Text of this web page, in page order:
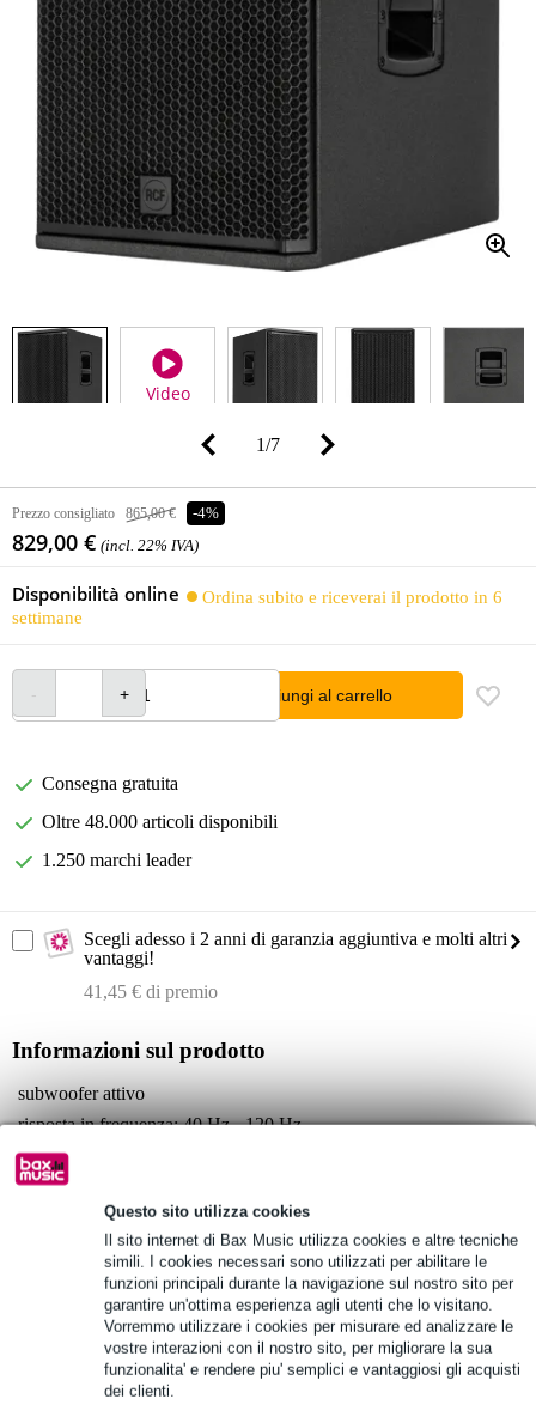
Questo sito utilizza cookies
Il sito internet di Bax Music utilizza cookies e altre tecniche
simili. I cookies necessari sono utilizzati per abilitare le
funzioni principali durante la navigazione sul nostro sito per
garantire un'ottima esperienza agli utenti che lo visitano.
Vorremmo utilizzare i cookies per misurare ed analizzare le
vostre interazioni con il nostro sito, per migliorare la sua
funzionalita' e rendere piu' semplici e vantaggiosi gli acquisti
dei clienti.
Video
1/7
Prezzo consigliato 865,00 € -4%
829,00 € (incl. 22% IVA)
Disponibilità online
Ordina subito e riceverai il prodotto in 6
settimane
Aggiungi al carrello
Consegna gratuita
Oltre 48.000 articoli disponibili
1.250 marchi leader
Scegli adesso i 2 anni di garanzia aggiuntiva e molti altri
vantaggi!
41,45 € di premio
Informazioni sul prodotto
subwoofer attivo
risposta in frequenza: 40 Hz - 120 Hz
livello massimo di pressione sonora: 129 SPL
Vedi anche (4)
Vedi anche (2)